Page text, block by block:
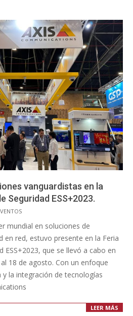
vanguardistas en la
Seguridad ESS+2023.
mundial en soluciones de
en red, estuvo presente en la Feria
ESS+2023, que se llevó a cabo en
18 de agosto. Con un enfoque
la integración de tecnologías
LEER MÁS